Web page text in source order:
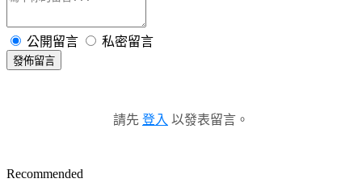
公開留言 私密留言
發佈留言
請先 登入 以發表留言。
Recommended